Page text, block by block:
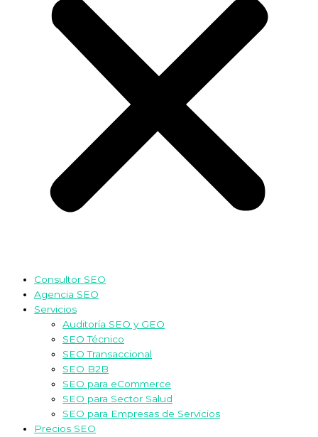
Consultor SEO
Agencia SEO
Servicios
Auditoría SEO y GEO
SEO Técnico
SEO Transaccional
SEO B2B
SEO para eCommerce
SEO para Sector Salud
SEO para Empresas de Servicios
Precios SEO